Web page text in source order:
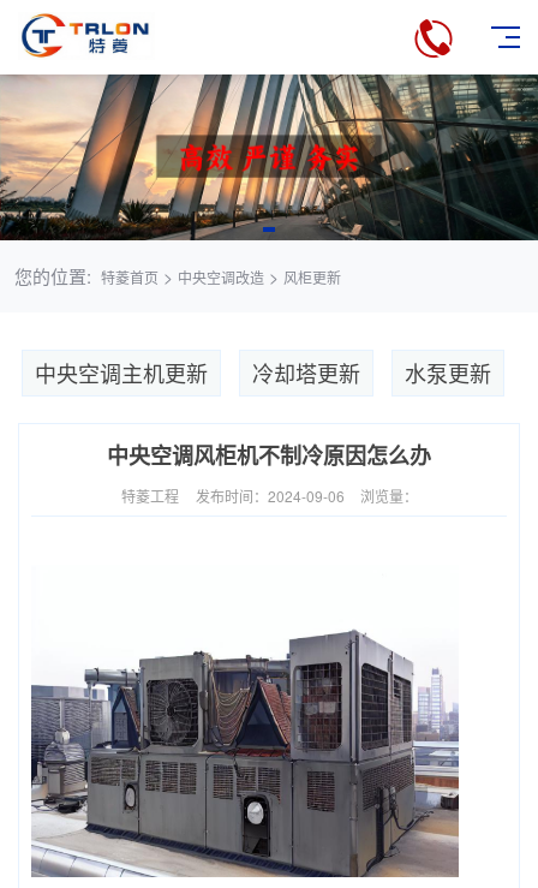
您的位置: 特菱首页 > 中央空调改造> 风柜更新
中央空调主机更新 冷却塔更新 水泵更新
中央空调风柜机不制冷原因怎么办
特菱工程 发布时间：2024-09-06 浏览量：